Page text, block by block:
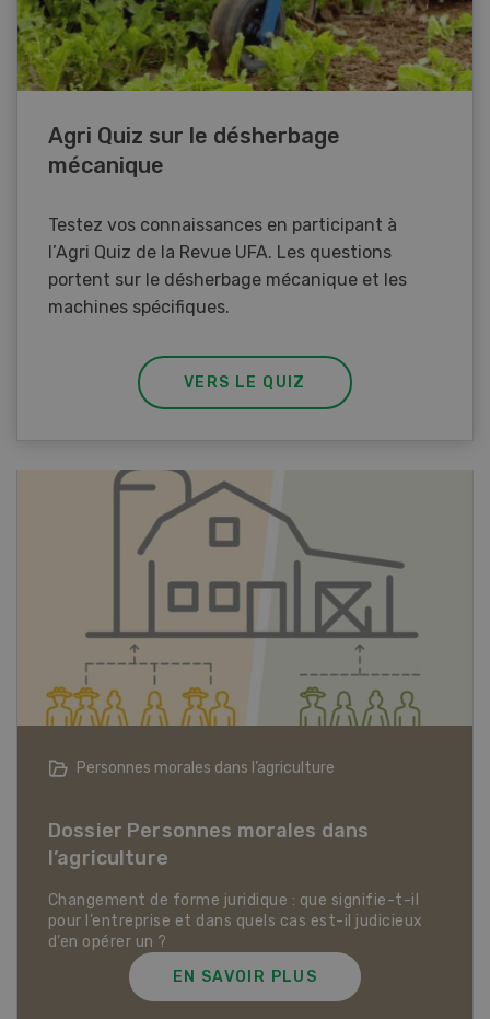
Agri Quiz sur le désherbage
mécanique
Testez vos connaissances en participant à
l’Agri Quiz de la Revue UFA. Les questions
portent sur le désherbage mécanique et les
machines spécifiques.
VERS LE QUIZ
Articles biologiques
Dossier Articles biologiques
EN SAVOIR PLUS